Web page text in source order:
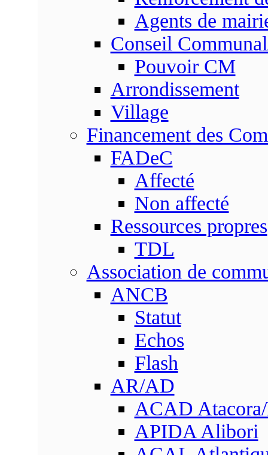
Agents de
Conseil
Pouvoir CM
Arrondissement
Village
Financement des
FADeC
Affecté
Non affecté
Ressources propres
TDL
Association de
ANCB
Statut
Echos
Flash
AR/AD
ACAD
APIDA Alibori